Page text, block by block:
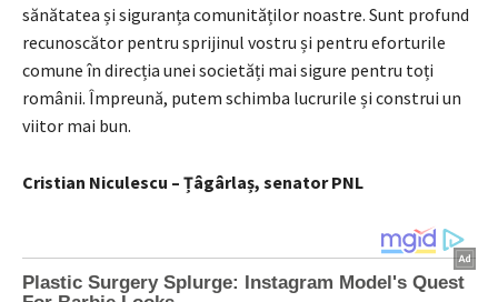
sănătatea și siguranța comunităților noastre. Sunt profund
recunoscător pentru sprijinul vostru și pentru eforturile
comune în direcția unei societăți mai sigure pentru toți
românii. Împreună, putem schimba lucrurile și construi un
viitor mai bun.
Cristian Niculescu – Țâgârlaș, senator PNL